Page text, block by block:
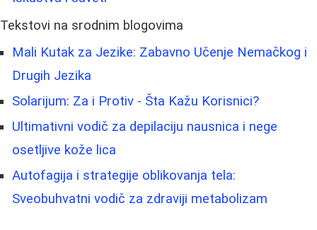
Tekstovi na srodnim blogovima
Mali Kutak za Jezike: Zabavno Učenje Nemačkog i
Drugih Jezika
Solarijum: Za i Protiv - Šta Kažu Korisnici?
Ultimativni vodič za depilaciju nausnica i nege
osetljive kože lica
Autofagija i strategije oblikovanja tela:
Sveobuhvatni vodič za zdraviji metabolizam